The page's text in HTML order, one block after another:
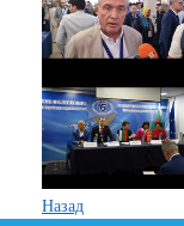
Назад